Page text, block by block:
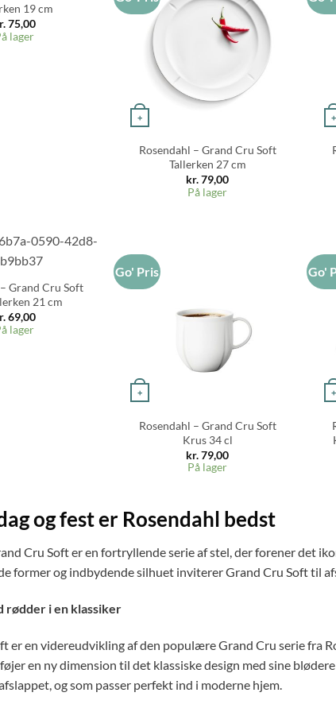
19 cm
75,00
lager
+
Rosendahl – Grand Cru Soft
Tallerken 27 cm
kr.79,00
På lager
+
Grand Cru Soft
21 cm
69,00
lager
Go' Pris
+
Rosendahl – Grand Cru Soft
Krus 34 cl
kr.79,00
På lager
Go'
+
og fest er Rosendahl bedst
Cru Soft er en fortryllende serie af stel, der forener det
former og indbydende silhuet inviterer Grand Cru Soft til
rødder i en klassiker
er en videreudvikling af den populære Grand Cru serie fra
en ny dimension til det klassiske design med sine
og som passer perfekt ind i moderne hjem.